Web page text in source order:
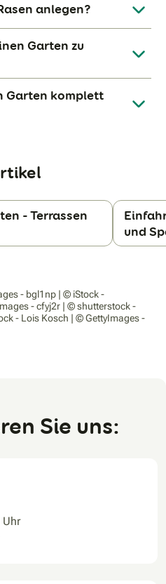
anlegen?
Garten zu
Garten komplett
- Terrassen
und
- bgl1np | © iStock -
- cfyj2r | © shutterstock -
- Lois Kosch | © GettyImages -
Sie uns:
Uhr